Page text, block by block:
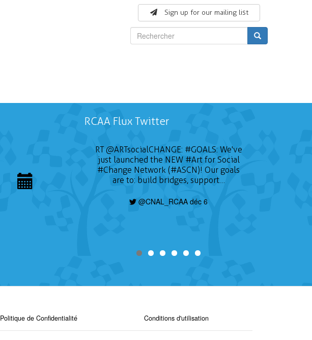
Sign up for our mailing list
form
RCAA Flux Twitter
RT@ARTsocialCHANGE: #GOALS: We've
just launched the NEW #Artfor Social
#Change Network (#ASCN)! Our goals
are to: build bridges, support…
@CNAL_RCAA déc 6
Politique de Confidentialité Conditions d'utilisation